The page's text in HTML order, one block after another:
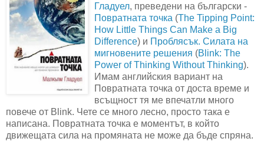
Гладуел, преведени на български -
Повратната точка (The Tipping Point:
How Little Things Can Make a Big
Difference) и Проблясък. Силата на
мигновените решения (Blink: The
Power of Thinking Without Thinking).
Имам английския вариант на
Повратната точка от доста време и
всъщност тя ме впечатли много
повече от Blink. Чете се много лесно, просто така е
написана. Повратната точка е моментът, в който
движещата сила на промяната не може да бъде спряна.